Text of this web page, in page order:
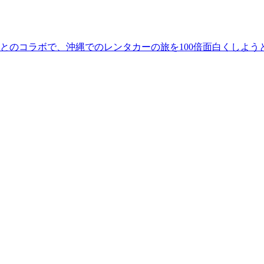
コラボで、沖縄でのレンタカーの旅を100倍面白くしよう